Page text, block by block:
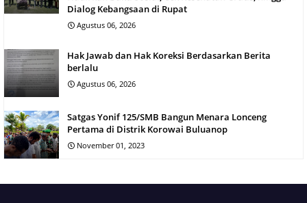
Dialog Kebangsaan di Rupat
Agustus 06, 2026
Hak Jawab dan Hak Koreksi Berdasarkan Berita
berlalu
Agustus 06, 2026
Satgas Yonif 125/SMB Bangun Menara Lonceng
Pertama di Distrik Korowai Buluanop
November 01, 2023